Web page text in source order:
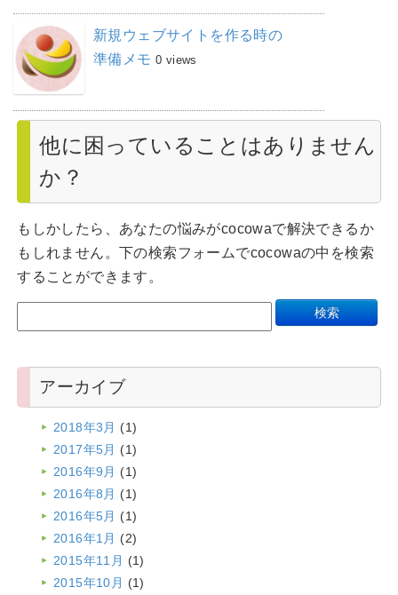
新規ウェブサイトを作る時の
準備メモ 0 views
他に困っていることはありません
か？
もしかしたら、あなたの悩みがcocowaで解決できるか
もしれません。下の検索フォームでcocowaの中を検索
することができます。
アーカイブ
2018年3月 (1)
2017年5月 (1)
2016年9月 (1)
2016年8月 (1)
2016年5月 (1)
2016年1月 (2)
2015年11月 (1)
2015年10月 (1)